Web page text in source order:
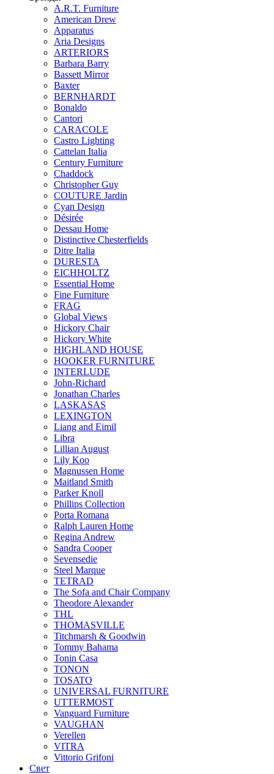
A.R.T. Furniture
American Drew
Apparatus
Aria Designs
ARTERIORS
Barbara Barry
Bassett Mirror
Baxter
BERNHARDT
Bonaldo
Cantori
CARACOLE
Castro Lighting
Cattelan Italia
Century Furniture
Chaddock
Christopher Guy
COUTURE Jardin
Cyan Design
Désirée
Dessau Home
Distinctive Chesterfields
Ditre Italia
DURESTA
EICHHOLTZ
Essential Home
Fine Furniture
FRAG
Global Views
Hickory Chair
Hickory White
HIGHLAND HOUSE
HOOKER FURNITURE
INTERLUDE
John-Richard
Jonathan Charles
LASKASAS
LEXINGTON
Liang and Eimil
Libra
Lillian August
Lily Koo
Magnussen Home
Maitland Smith
Parker Knoll
Phillips Collection
Porta Romana
Ralph Lauren Home
Regina Andrew
Sandra Cooper
Sevensedie
Steel Marque
TETRAD
The Sofa and Chair Company
Theodore Alexander
THL
THOMASVILLE
Titchmarsh & Goodwin
Tommy Bahama
Tonin Casa
TONON
TOSATO
UNIVERSAL FURNITURE
UTTERMOST
Vanguard Furniture
VAUGHAN
Verellen
VITRA
Vittorio Grifoni
Свет